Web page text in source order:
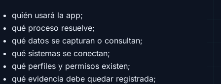
quién usará la app;
qué proceso resuelve;
qué datos se capturan o consultan;
qué sistemas se conectan;
qué perfiles y permisos existen;
qué evidencia debe quedar registrada;